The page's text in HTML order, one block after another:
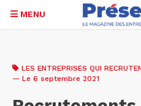
contenu
MENU
LES ENTREPRISES QUI
— Le 6 septembre 2021